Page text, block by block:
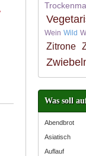
Wein Wild
Zitrone
Was soll
Abendbrot
Asiatisch
Auflauf